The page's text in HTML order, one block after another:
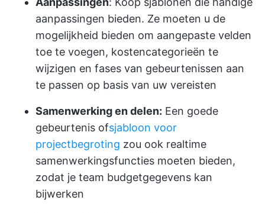
aanpassingen bieden. Ze moeten u de
mogelijkheid bieden om aangepaste velden
toe te voegen, kostencategorieën te
wijzigen en fases van gebeurtenissen aan
te passen op basis van uw vereisten
Samenwerking en delen: Een goede
gebeurtenis ofsjabloon voor
projectbegroting zou ook realtime
samenwerkingsfuncties moeten bieden,
zodat je team budgetgegevens kan
bijwerken